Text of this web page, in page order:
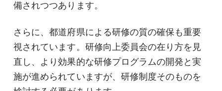
備されつつあります。
さらに、都道府県による研修の質の確保も重要
視されています。研修向上委員会の在り方を見
直し、より効果的な研修プログラムの開発と実
施が進められていますが、研修制度そのものを